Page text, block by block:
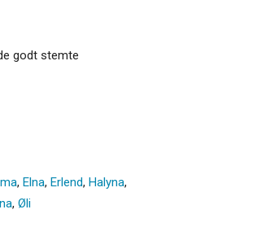
godt stemte
, Elna, Erlend, Halyna,
, Øli